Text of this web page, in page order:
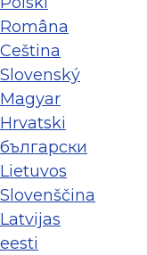
Româna
Ceština
Slovenský
Magyar
Hrvatski
български
Lietuvos
Slovenščina
Latvijas
eesti